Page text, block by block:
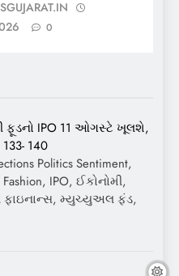
0
ફૂડનો IPO 11 ઓગસ્ટે ખૂલશે,
140
Politics Sentiment,
IPO, ઈકોનોમી,
ફાઇનાન્સ, મ્યુચ્યુઅલ ફંડ,